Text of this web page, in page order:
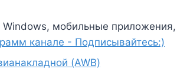
мобильные
канале - Подписывайтесь:)
(AWB)